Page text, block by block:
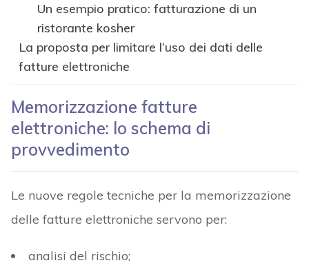
Un esempio pratico: fatturazione di un
ristorante kosher
La proposta per limitare l’uso dei dati delle
fatture elettroniche
Memorizzazione fatture
elettroniche: lo schema di
provvedimento
Le nuove regole tecniche per la memorizzazione
delle fatture elettroniche servono per:
analisi del rischio;